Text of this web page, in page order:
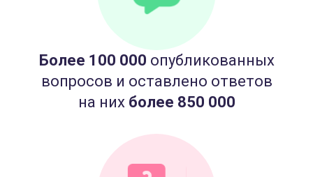
Более 100 000 опубликованных
вопросов и оставлено ответов
на них более 850 000